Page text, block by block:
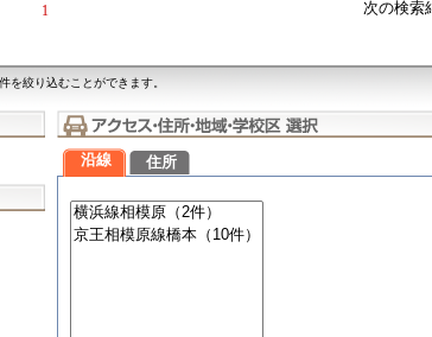
1 次の検
絞り込むことができます。
沿線 住所